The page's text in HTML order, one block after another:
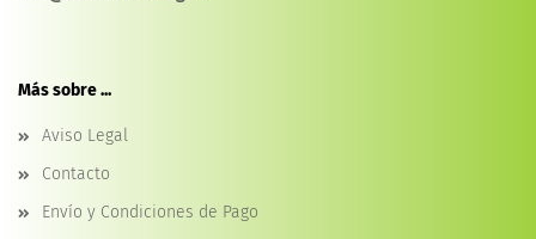
Más sobre ...
Aviso Legal
Contacto
Envío y Condiciones de Pago